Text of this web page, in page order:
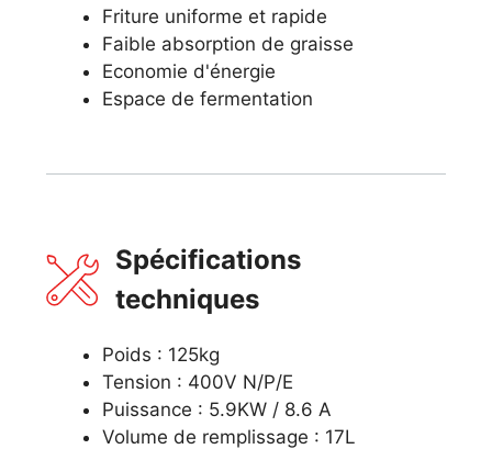
Friture uniforme et rapide
Faible absorption de graisse
Economie d'énergie
Espace de fermentation
Spécifications
techniques
Poids : 125kg
Tension : 400V N/P/E
Puissance : 5.9KW / 8.6 A
Volume de remplissage : 17L